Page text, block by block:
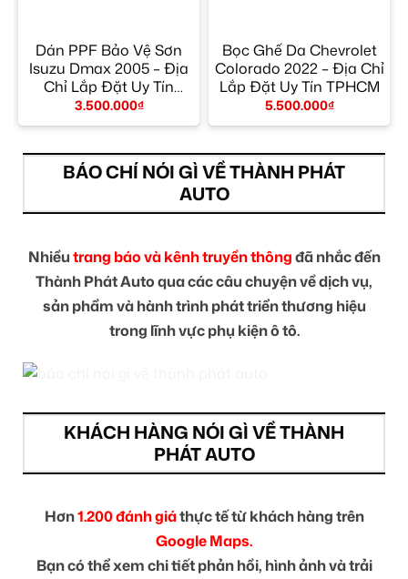
Dán PPF Bảo Vệ Sơn
Isuzu Dmax 2005 – Địa
Chỉ Lắp Đặt Uy Tín
TPHCM
3.500.000₫
Bọc Ghế Da Chevrolet
Colorado 2022 – Địa Chỉ
Lắp Đặt Uy Tín TPHCM
5.500.000₫
BÁO CHÍ NÓI GÌ VỀ THÀNH PHÁT
AUTO
Nhiềutrang báo và kênh truyền thôngđã nhắc đến
Thành Phát Auto qua các câu chuyện về dịch vụ,
sản phẩm và hành trình phát triển thương hiệu
trong lĩnh vực phụ kiện ô tô.
KHÁCH HÀNG NÓI GÌ VỀ THÀNH
PHÁT AUTO
Hơn1.200 đánh giáthực tế từ khách hàng trên
Google Maps.
Bạn có thể xem chi tiết phản hồi, hình ảnh và trải